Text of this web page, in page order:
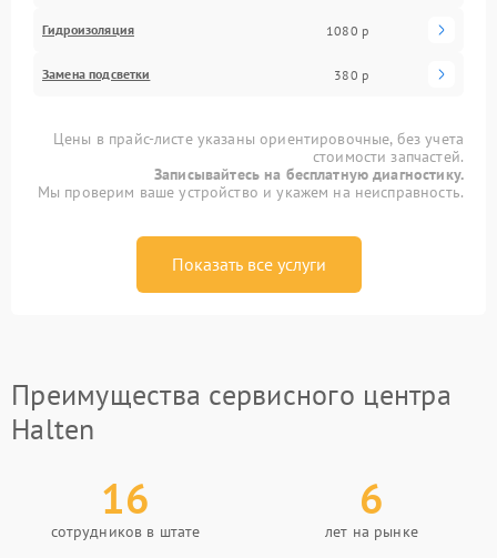
Гидроизоляция 1080 р
Замена подсветки 380 р
Цены в прайс-листе указаны ориентировочные, без учета
стоимости запчастей.
Записывайтесь на бесплатную диагностику.
Мы проверим ваше устройство и укажем на неисправность.
Показать все услуги
Преимущества сервисного центра
Halten
16
сотрудников в штате
6
лет на рынке